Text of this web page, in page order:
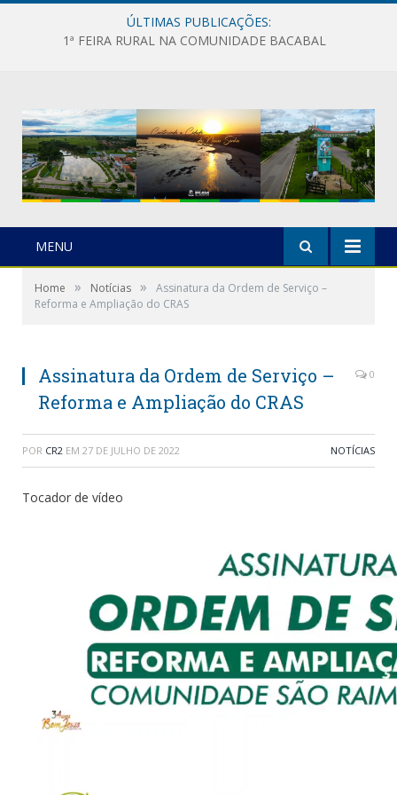
ÚLTIMAS PUBLICAÇÕES:
1ª FEIRA RURAL NA COMUNIDADE BACABAL
MENU
Home » Notícias »
Assinatura da Ordem de Serviço –
Reforma e Ampliação do CRAS
Assinatura da Ordem de Serviço –
Reforma e Ampliação do CRAS
0
POR CR2 EM 27 DE JULHO DE 2022 NOTÍCIAS
Tocador de vídeo